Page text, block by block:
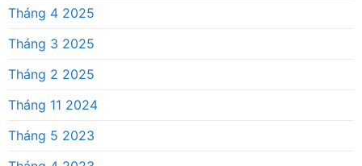
Tháng 4 2025
Tháng 3 2025
Tháng 2 2025
Tháng 11 2024
Tháng 5 2023